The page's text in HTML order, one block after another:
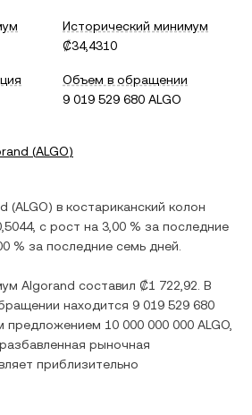
Исторический минимум
₡34,4310
Объем в обращении
9 019 529 680 ALGO
(ALGO)
(ALGO) в костариканский колон
, c рост на 3,00 % за последние
% за последние семь дней.
Algorand составил ₡1 722,92 . В
находится 9 019 529 680
предложением 10 000 000 000 ALGO
рыночная
приблизительно